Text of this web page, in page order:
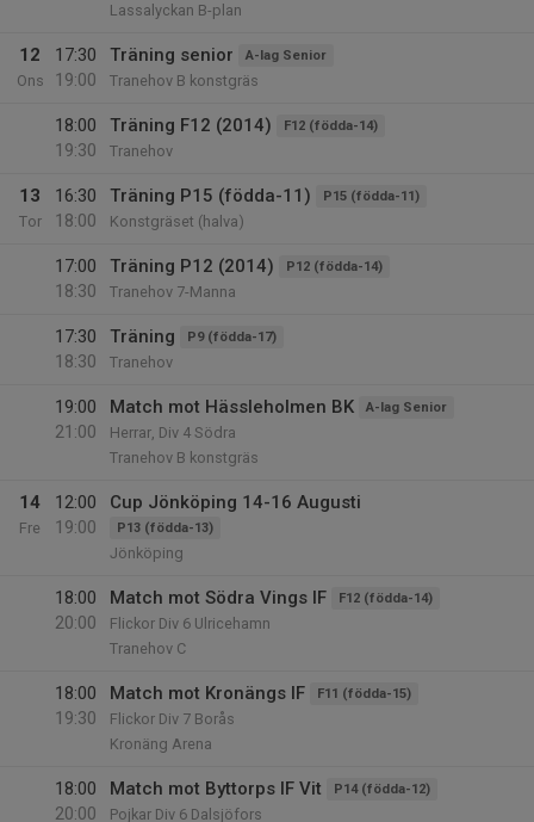
Lassalyckan B-plan
12
Ons
17:30
19:00
Träning senior A-lag Senior
Tranehov B konstgräs
18:00
19:30
Träning F12 (2014) F12 (födda-14)
Tranehov
13
Tor
16:30
18:00
Träning P15 (födda-11) P15 (födda-11)
Konstgräset (halva)
17:00
18:30
Träning P12 (2014) P12 (födda-14)
Tranehov 7-Manna
17:30
18:30
Träning P9 (födda-17)
Tranehov
19:00
21:00
Match mot Hässleholmen BK A-lag Senior
Herrar, Div 4 Södra
Tranehov B konstgräs
14
Fre
12:00
19:00
Cup Jönköping 14-16 Augusti
P13 (födda-13)
Jönköping
18:00
20:00
Match mot Södra Vings IF F12 (födda-14)
Flickor Div 6 Ulricehamn
Tranehov C
18:00
19:30
Match mot Kronängs IF F11 (födda-15)
Flickor Div 7 Borås
Kronäng Arena
18:00
20:00
Match mot Byttorps IF Vit P14 (födda-12)
Pojkar Div 6 Dalsjöfors